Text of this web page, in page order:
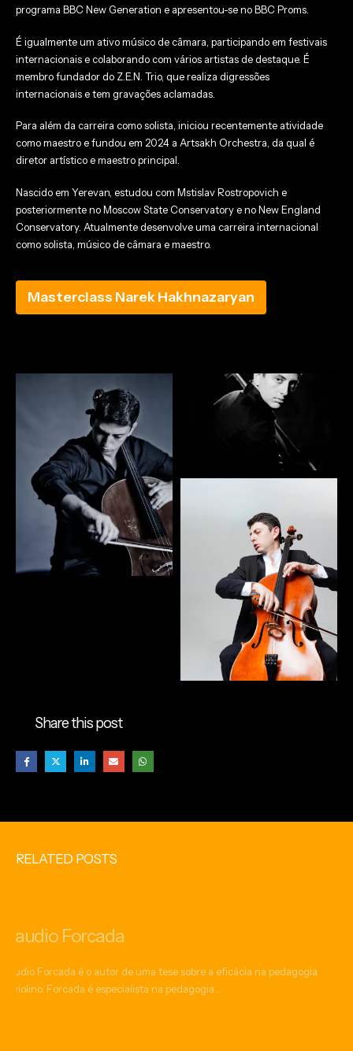
programa BBC New Generation e apresentou-se no BBC Proms.
É igualmente um ativo músico de câmara, participando em festivais
internacionais e colaborando com vários artistas de destaque. É
membro fundador do Z.E.N. Trio, que realiza digressões
internacionais e tem gravações aclamadas.
Para além da carreira como solista, iniciou recentemente atividade
como maestro e fundou em 2024 a Artsakh Orchestra, da qual é
diretor artístico e maestro principal.
Nascido em Yerevan, estudou com Mstislav Rostropovich e
posteriormente no Moscow State Conservatory e no New England
Conservatory. Atualmente desenvolve uma carreira internacional
como solista, músico de câmara e maestro.
Masterclass Narek Hakhnazaryan
Share this post
RELATED POSTS